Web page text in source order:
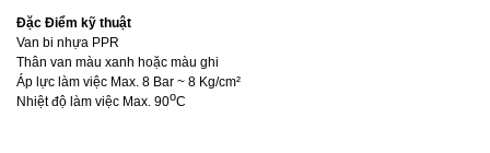
Đặc Điểm kỹ thuật
Van bi nhựa PPR
Thân van màu xanh hoặc màu ghi
Áp lực làm việc Max. 8 Bar ~ 8 Kg/cm²
Nhiệt độ làm việc Max. 90oC